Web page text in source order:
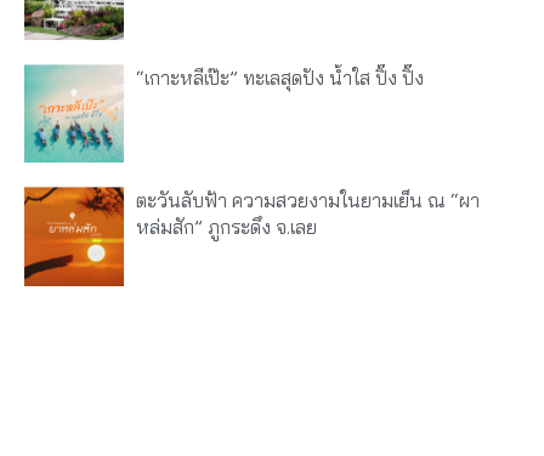
“เกาะหลีเป๊ะ” ทะเลสุดปัง น้ำใส ปิ๊ง ปิ๊ง
ตะวันลับฟ้า ความสวยงามในยามเย็น ณ “ผา
หล่มสัก” ภูกระดึง จ.เลย